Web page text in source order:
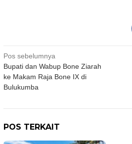
Navigasi
pos
Pos sebelumnya
Bupati dan Wabup Bone Ziarah
ke Makam Raja Bone IX di
Bulukumba
POS TERKAIT